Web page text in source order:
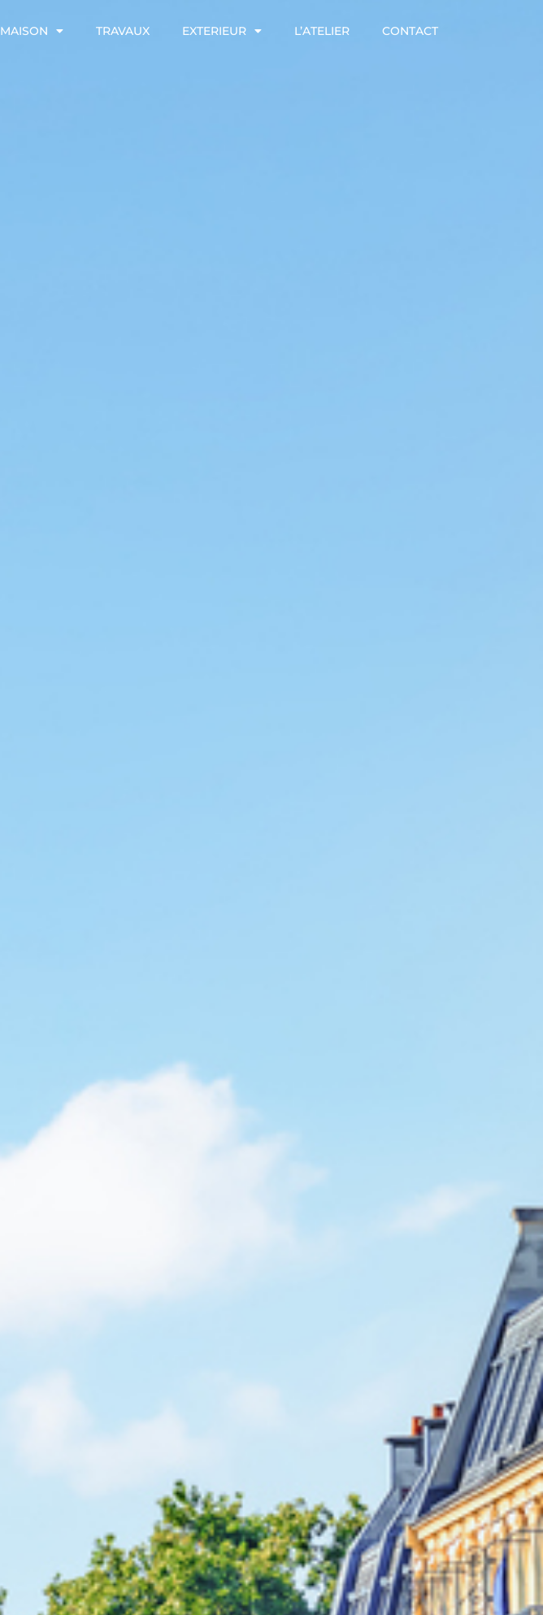
MAISON TRAVAUX EXTERIEUR L’ATELIER CONTACT